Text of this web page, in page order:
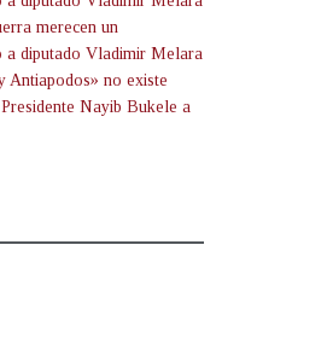
merecen un
a diputado Vladimir Melara
Antiapodos» no existe
Nayib Bukele a